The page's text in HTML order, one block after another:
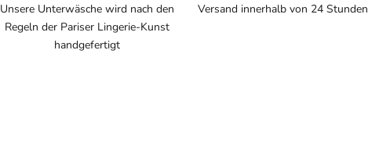
Unsere Unterwäsche wird nach den
Regeln der Pariser Lingerie-Kunst
handgefertigt
Versand innerhalb von 24 Stunden